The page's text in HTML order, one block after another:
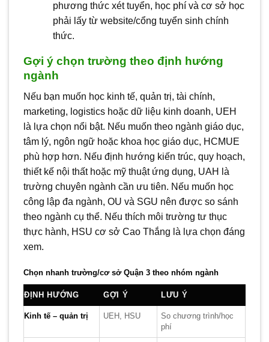
phương thức xét tuyển, học phí và cơ sở học
phải lấy từ website/cổng tuyển sinh chính
thức.
Gợi ý chọn trường theo định hướng
ngành
Nếu bạn muốn học kinh tế, quản trị, tài chính,
marketing, logistics hoặc dữ liệu kinh doanh, UEH
là lựa chọn nổi bật. Nếu muốn theo ngành giáo dục,
tâm lý, ngôn ngữ hoặc khoa học giáo dục, HCMUE
phù hợp hơn. Nếu định hướng kiến trúc, quy hoạch,
thiết kế nội thất hoặc mỹ thuật ứng dụng, UAH là
trường chuyên ngành cần ưu tiên. Nếu muốn học
công lập đa ngành, OU và SGU nên được so sánh
theo ngành cụ thể. Nếu thích môi trường tư thục
thực hành, HSU cơ sở Cao Thắng là lựa chọn đáng
xem.
Chọn nhanh trường/cơ sở Quận 3 theo nhóm ngành
ĐỊNH HƯỚNG GỢI Ý LƯU Ý
Kinh tế – quản trị UEH, HSU
So chương trình/học
phí